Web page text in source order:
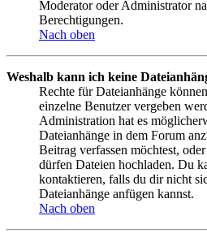
Moderator oder Administrator
Berechtigungen.
Nach oben
Weshalb kann ich keine
Rechte für Dateianhänge
einzelne Benutzer vergeben
Administration hat es
Dateianhänge in dem Forum
Beitrag verfassen möchtest,
dürfen Dateien hochladen. Du
kontaktieren, falls du dir nicht
Dateianhänge anfügen kannst.
Nach oben